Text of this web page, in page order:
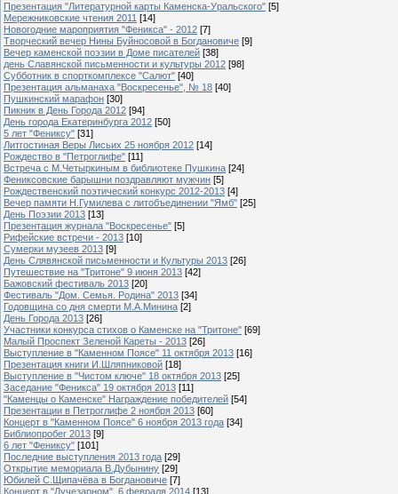
Презентация "Литературной карты Каменска-Уральского" [5]
Мережниковские чтения 2011 [14]
Новогодние мароприятия "Феникса" - 2012 [7]
Творческий вечер Нины Буйносовой в Богдановиче [9]
Вечер каменской поэзии в Доме писателей [38]
день Славянской письменности и культуры 2012 [98]
Субботник в спорткомплексе "Салют" [40]
Презентация альманаха "Воскресенье", № 18 [40]
Пушкинский марафон [30]
Пикник в День Города 2012 [94]
День города Екатеринбурга 2012 [50]
5 лет "Фениксу" [31]
Литгостиная Веры Лисьих 25 ноября 2012 [14]
Рождество в "Петроглифе" [11]
Встреча с М.Четыркиным в библиотеке Пушкина [24]
Фениксовские барышни поздравляют мужчин [5]
Рождественский поэтический конкурс 2012-2013 [4]
Вечер памяти Н.Гумилева с литобъединении "Ямб" [25]
День Поэзии 2013 [13]
Презентация журнала "Воскресенье" [5]
Рифейские встречи - 2013 [10]
Сумерки музеев 2013 [9]
День Слявянской письменности и Культуры 2013 [26]
Путешествие на "Тритоне" 9 июня 2013 [42]
Бажовский фестиваль 2013 [20]
Фестиваль "Дом. Семья. Родина" 2013 [34]
Годовщина со дня смерти М.А.Минина [2]
День Города 2013 [26]
Участники конкурса стихов о Каменске на "Тритоне" [69]
Малый Проспект Зеленой Кареты - 2013 [26]
Выступление в "Каменном Поясе" 11 октября 2013 [16]
Презентация книги И.Шляпниковой [18]
Выступление в "Чистом ключе" 18 октября 2013 [25]
Заседание "Феникса" 19 октября 2013 [11]
"Каменцы о Каменске" Награждение победителей [54]
Презентации в Петроглифе 2 ноября 2013 [60]
Концерт в "Каменном Поясе" 6 ноября 2013 года [34]
Библиопробег 2013 [9]
6 лет "Фениксу" [101]
Последние выступления 2013 года [29]
Открытие мемориала В.Дубынину [29]
Юбилей С.Щипачёва в Богдановиче [7]
Концерт в "Лучезарном", 6 февраля 2014 [13]